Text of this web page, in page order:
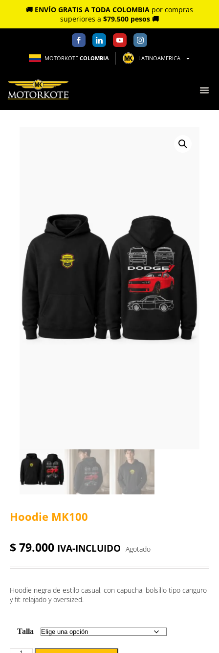
🚚 ENVÍO GRATIS A TODA COLOMBIA por compras
superiores a $79.500 pesos 🚚
MOTORKOTE COLOMBIA LATINOAMERICA
Hoodie MK100
$79.000 IVA-INCLUIDO Agotado
Hoodie negra de estilo casual, con capucha, bolsillo tipo canguro
y fit relajado y oversized.
Talla